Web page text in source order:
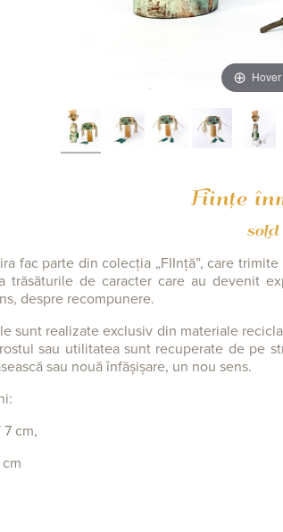
Ființe
fac parte din colecția „FIInță”, care
trăsăturile de caracter care au devenit
despre recompunere.
sunt realizate exclusiv din materiale
sau utilitatea sunt recuperate de pe
sau nouă înfășișare, un nou sens.
7 cm,
cm